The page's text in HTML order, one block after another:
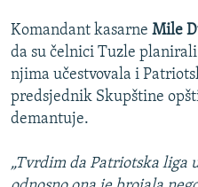
Komandant kasarne Mile
da su čelnici Tuzle
njima učestvovala i
predsjednik Skupštine
demantuje.
„Tvrdim da Patriotska liga